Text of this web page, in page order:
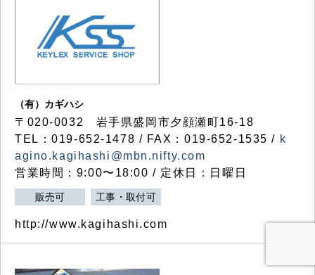
（有）カギハシ
〒020-0032 岩手県盛岡市夕顔瀬町16-18
TEL：019-652-1478 / FAX：019-652-1535 / k
agino.kagihashi@mbn.nifty.com
営業時間：9:00〜18:00 / 定休日：日曜日
販売可 工事・取付可
http://www.kagihashi.com